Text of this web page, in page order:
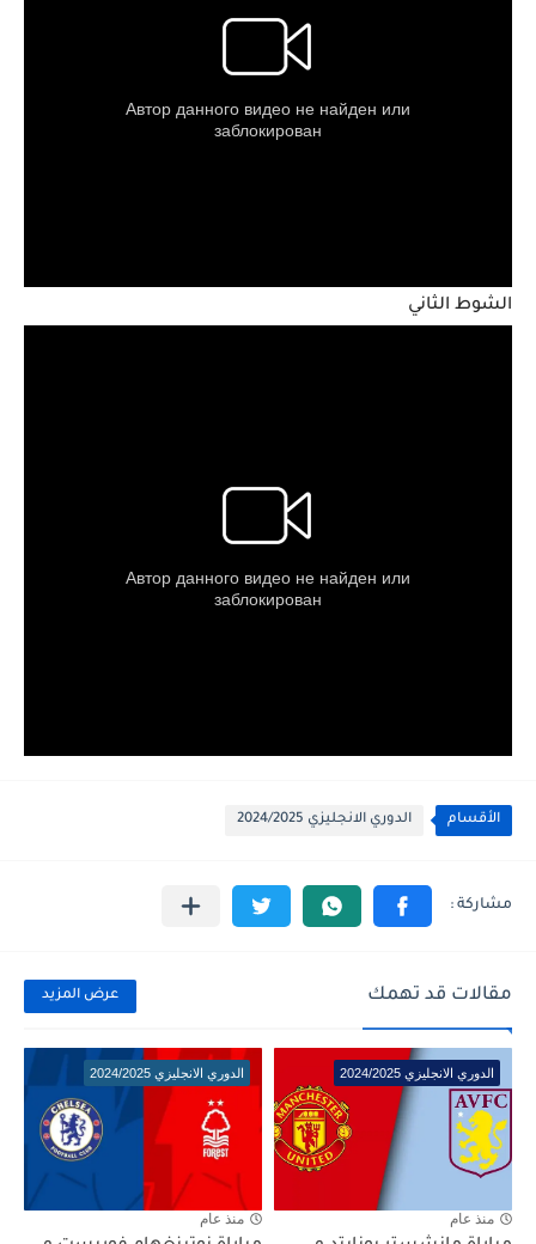
الشوط الثاني
الأقسام الدوري الانجليزي 2024/2025
مقالات قد تهمك عرض المزيد
الدوري الانجليزي 2024/2025
منذ عام
الدوري الانجليزي 2024/2025
منذ عام